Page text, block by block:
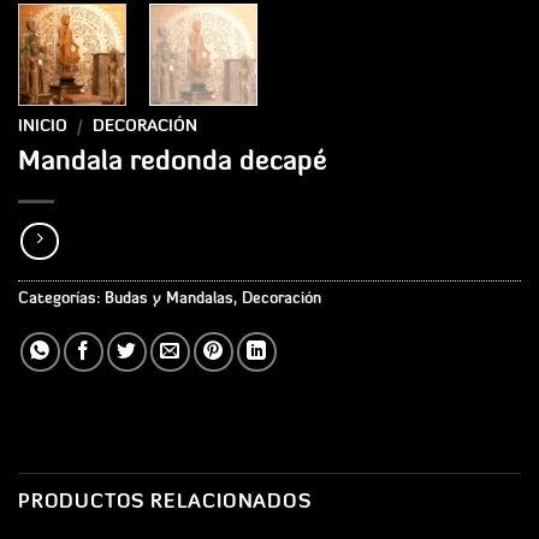
INICIO / DECORACIÓN
Mandala redonda decapé
Categorías: Budas y Mandalas, Decoración
PRODUCTOS RELACIONADOS